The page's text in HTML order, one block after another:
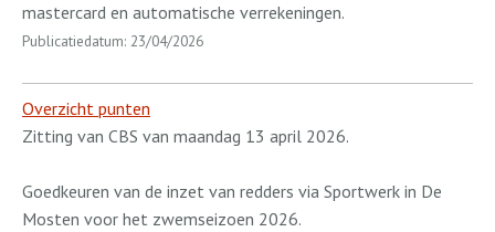
mastercard en automatische verrekeningen.
Publicatiedatum: 23/04/2026
Overzicht punten
Zitting van CBS van maandag 13 april 2026.
Goedkeuren van de inzet van redders via Sportwerk in De
Mosten voor het zwemseizoen 2026.